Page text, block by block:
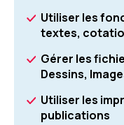
Utiliser les
textes,
Gérer les
Dessins,
Utiliser les
publications